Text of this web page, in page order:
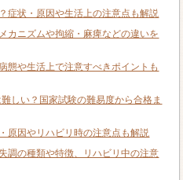
症状・原因や生活上の注意点も解説
カニズムや拘縮・麻痺などの違いを
態や生活上で注意すべきポイントも
しい？国家試験の難易度から合格ま
原因やリハビリ時の注意点も解説
調の種類や特徴、リハビリ中の注意